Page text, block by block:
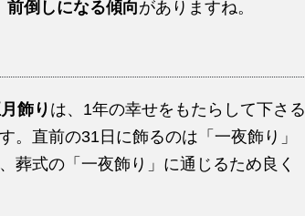
前倒しになる傾向がありますね。
飾り は、1年の幸せをもたらして下さる
。直前の31日に飾るのは「一夜飾り」
葬式の「一夜飾り」に通じるため良く